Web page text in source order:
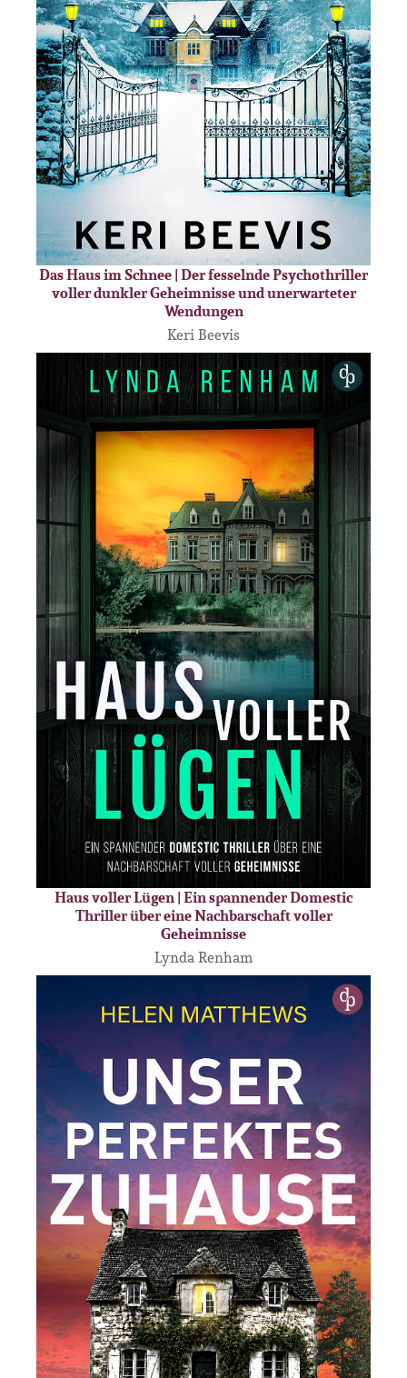
Das Haus im Schnee | Der fesselnde Psychothriller
voller dunkler Geheimnisse und unerwarteter
Wendungen
Keri Beevis
Haus voller Lügen | Ein spannender Domestic
Thriller über eine Nachbarschaft voller
Geheimnisse
Lynda Renham